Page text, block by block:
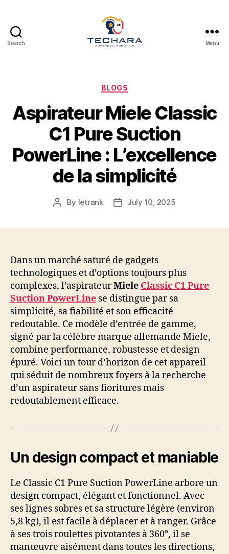
Search Menu
Categories
BLOGS
Aspirateur Miele Classic
C1 Pure Suction
PowerLine : L’excellence
de la simplicité
Post
By letrank
PostJuly 10, 2025
Dans un marché saturé de gadgets
technologiques et d’options toujours plus
complexes, l’aspirateurMiele Classic C1 Pure
Suction PowerLine se distingue par sa
simplicité, sa fiabilité et son efficacité
redoutable. Ce modèle d’entrée de gamme,
signé par la célèbre marque allemande Miele,
combine performance, robustesse et design
épuré. Voici un tour d’horizon de cet appareil
qui séduit de nombreux foyers à la recherche
d’un aspirateur sans fioritures mais
redoutablement efficace.
Un design compact et maniable
Le Classic C1 Pure Suction PowerLine arbore un
design compact, élégant et fonctionnel. Avec
ses lignes sobres et sa structure légère (environ
5,8 kg), il est facile à déplacer et à ranger. Grâce
à ses trois roulettes pivotantes à 360°, il se
manœuvre aisément dans toutes les directions,